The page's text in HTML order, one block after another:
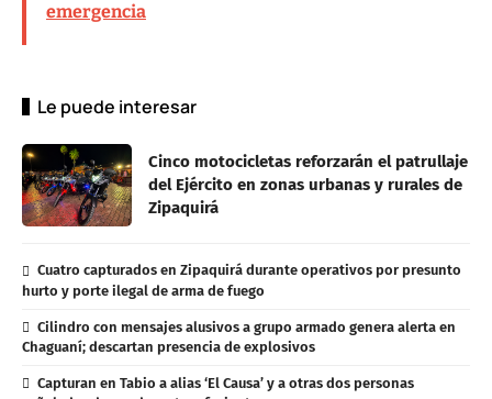
emergencia
Le puede interesar
Cinco motocicletas reforzarán el patrullaje
del Ejército en zonas urbanas y rurales de
Zipaquirá
Cuatro capturados en Zipaquirá durante operativos por presunto
hurto y porte ilegal de arma de fuego
Cilindro con mensajes alusivos a grupo armado genera alerta en
Chaguaní; descartan presencia de explosivos
Capturan en Tabio a alias ‘El Causa’ y a otras dos personas